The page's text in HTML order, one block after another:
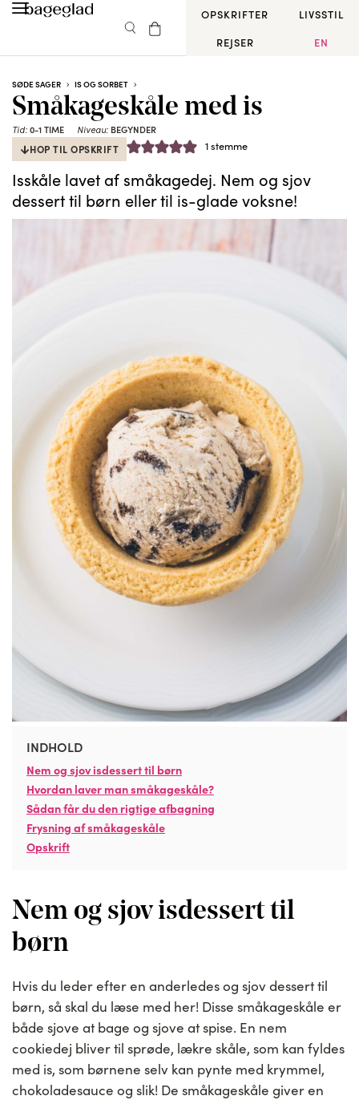
OPSKRIFTER
LIVSSTIL
REJSER
EN
SØDE SAGER IS OG SORBET
Småkageskåle med is
Tid:0-1 TIME Niveau: BEGYNDER
HOP TIL OPSKRIFT 1 stemme
Isskåle lavet af småkagedej. Nem og sjov
dessert til børn eller til is-glade voksne!
INDHOLD
Nem og sjov isdessert til børn
Hvordan laver man småkageskåle?
Sådan får du den rigtige afbagning
Frysning af småkageskåle
Opskrift
Nem og sjov isdessert til
børn
Hvis du leder efter en anderledes og sjov dessert til
børn, så skal du læse med her! Disse småkageskåle er
både sjove at bage og sjove at spise. En nem
cookiedej bliver til sprøde, lækre skåle, som kan fyldes
med is, som børnene selv kan pynte med krymmel,
chokoladesauce og slik! De småkageskåle giver en